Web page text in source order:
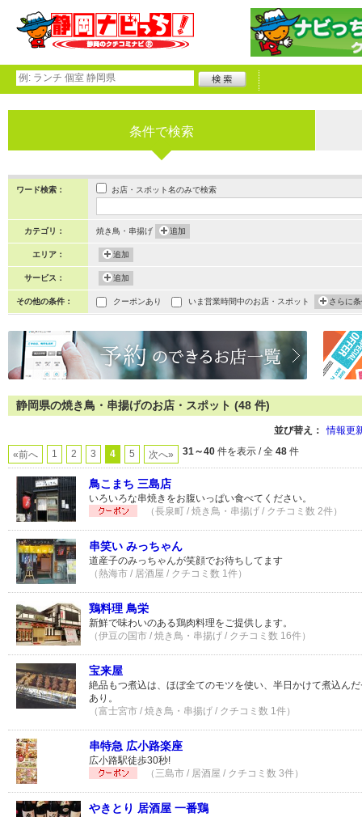
条件で検索
ワード検索： お店・スポット名のみで検索
カテゴリ： 焼き鳥・串揚げ 追加
エリア： 追加
サービス： 追加
その他の条件： クーポンあり いま営業時間中のお店・スポット さらに
静岡県の焼き鳥・串揚げのお店・スポット (48 件)
並び替え： 情報更
«前へ 1 2 3 4 5 次へ» 31～40 件を表示 / 全 48 件
鳥こまち 三島店
いろいろな串焼きをお腹いっぱい食べてください。
（長泉町 / 焼き鳥・串揚げ / クチコミ数 2件）
串笑い みっちゃん
道産子のみっちゃんが笑顔でお待ちしてます
（熱海市 / 居酒屋 / クチコミ数 1件）
鶏料理 鳥栄
新鮮で味わいのある鶏肉料理をご提供します。
（伊豆の国市 / 焼き鳥・串揚げ / クチコミ数 16件）
宝来屋
絶品もつ煮込は、ほぼ全てのモツを使い、半日かけて煮込ん
あり。
（富士宮市 / 焼き鳥・串揚げ / クチコミ数 1件）
串特急 広小路楽座
広小路駅徒歩30秒!
（三島市 / 居酒屋 / クチコミ数 3件）
やきとり 居酒屋 一番鶏